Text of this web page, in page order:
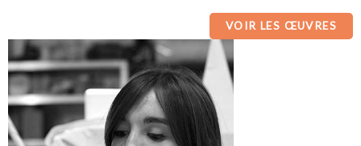
VOIR LES ŒUVRES